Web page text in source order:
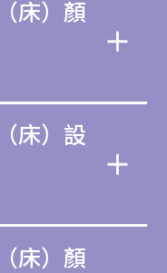
床）顏
床）設
床）顏